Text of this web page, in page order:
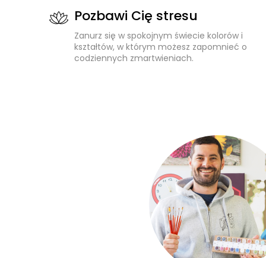
Pozbawi Cię stresu
Zanurz się w spokojnym świecie kolorów i
kształtów, w którym możesz zapomnieć o
codziennych zmartwieniach.